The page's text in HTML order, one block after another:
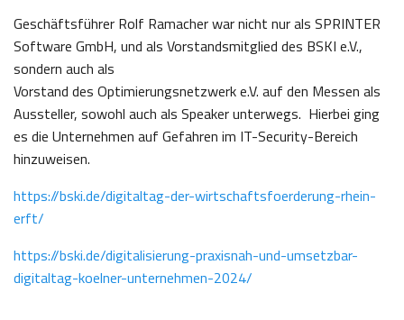
Geschäftsführer Rolf Ramacher war nicht nur als SPRINTER
Software GmbH, und als Vorstandsmitglied des BSKI e.V.,
sondern auch als
Vorstand des Optimierungsnetzwerk e.V. auf den Messen als
Aussteller, sowohl auch als Speaker unterwegs. Hierbei ging
es die Unternehmen auf Gefahren im IT-Security-Bereich
hinzuweisen.
https://bski.de/digitaltag-der-wirtschaftsfoerderung-rhein-
erft/
https://bski.de/digitalisierung-praxisnah-und-umsetzbar-
digitaltag-koelner-unternehmen-2024/